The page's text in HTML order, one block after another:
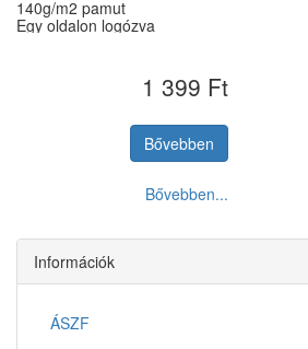
140g/m2 pamut
Egy oldalon logózva
1 399 Ft
Bővebben
Bővebben...
Információk
ÁSZF